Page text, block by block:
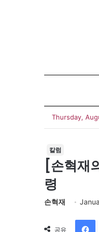
Thursday,
칼럼
[손혁재
령
손혁재
공유